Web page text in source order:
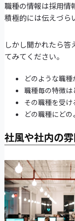
職種の情報は採用情
積極的には伝えづら
しかし聞かれたら答
てみてください。
どのような職
職種毎の特徴
その職種を受
どの職種にど
社風や社内の